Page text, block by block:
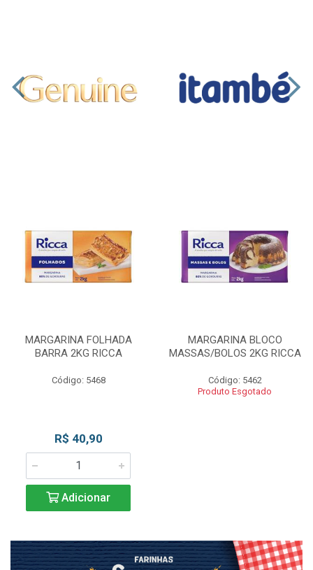
MARGARINA FOLHADA
BARRA 2KG RICCA
Código: 5468
R$ 40,90
Adicionar
MARGARINA BLOCO
MASSAS/BOLOS 2KG RICCA
Código: 5462
Produto Esgotado